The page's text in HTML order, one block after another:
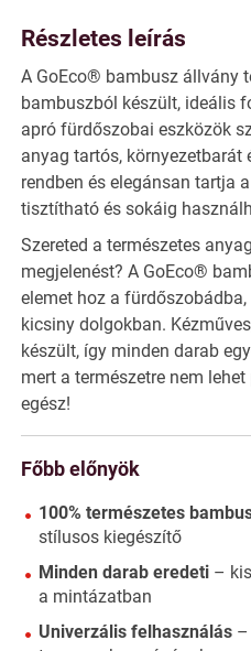
Részletes leírás
A GoEco® bambusz állvány
bambuszból készült, ideális
apró fürdőszobai eszközök
anyag tartós, környezetbarát
rendben és elegánsan tartja
tisztítható és sokáig
Szereted a természetes
megjelenést? A GoEco®
elemet hoz a
kicsiny dolgokban.
készült, így minden darab
mert a természetre nem
egész!
Főbb előnyök
100% természetes
stílusos kiegészítő
Minden darab eredeti –
a mintázatban
Univerzális felhasználás –